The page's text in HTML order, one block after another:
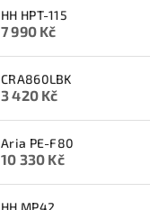
HH HPT-115
7 990 Kč
CRA860LBK
3 420 Kč
Aria PE-F80
10 330 Kč
HH MP42